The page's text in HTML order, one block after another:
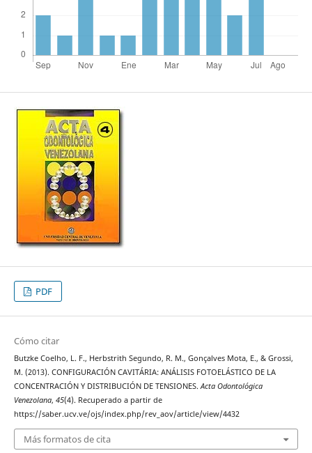
PDF
Cómo citar
Butzke Coelho, L. F., Herbstrith Segundo, R. M., Gonçalves Mota, E., & Grossi,
M. (2013). CONFIGURACIÓN CAVITÁRIA: ANÁLISIS FOTOELÁSTICO DE LA
CONCENTRACIÓN Y DISTRIBUCIÓN DE TENSIONES.Acta Odontológica
Venezolana, 45(4). Recuperado a partir de
https://saber.ucv.ve/ojs/index.php/rev_aov/article/view/4432
Más formatos de cita